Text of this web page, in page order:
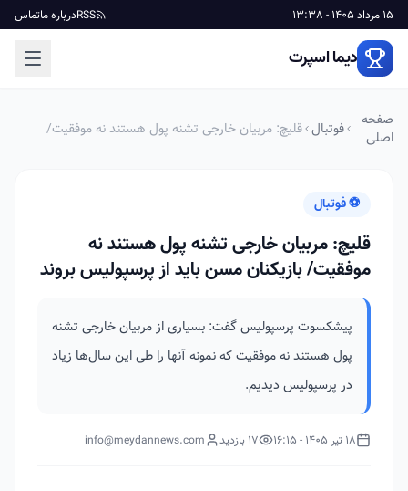
15 مرداد 1405 - 13:38 RSSدرباره ماتماس
دیما اسپرت
صفحه
اصلی
فوتبال قلیچ: مربیان خارجی تشنه پول هستند نه موفقیت/
⚽ فوتبال
قلیچ: مربیان خارجی تشنه پول هستند نه
موفقیت/ بازیکنان مسن باید از پرسپولیس بروند
پیشکسوت پرسپولیس گفت: بسیاری از مربیان خارجی تشنه
پول هستند نه موفقیت که نمونه آنها را طی این سال‌ها زیاد
در پرسپولیس دیدیم.
18 تیر 1405 - 16:15 17 بازدید info@meydannews.com